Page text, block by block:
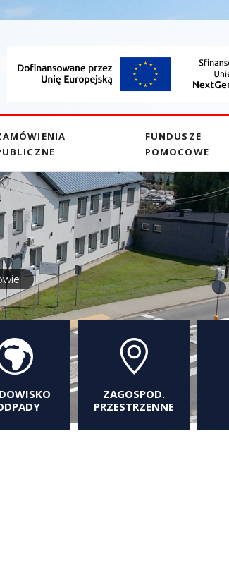
FUNDUSZE
POMOCOWE
ZAGOSPOD.
PRZESTRZENNE